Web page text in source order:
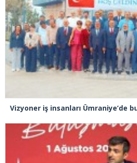
Vizyoner iş insanları Ümraniye’de